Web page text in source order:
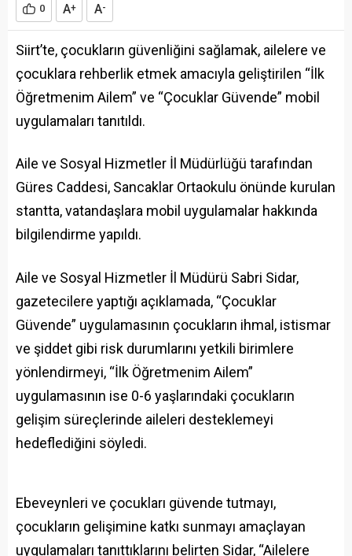
0 A+ A-
Siirt’te, çocukların güvenliğini sağlamak, ailelere ve
çocuklara rehberlik etmek amacıyla geliştirilen “İlk
Öğretmenim Ailem” ve “Çocuklar Güvende” mobil
uygulamaları tanıtıldı.
Aile ve Sosyal Hizmetler İl Müdürlüğü tarafından
Güres Caddesi, Sancaklar Ortaokulu önünde kurulan
stantta, vatandaşlara mobil uygulamalar hakkında
bilgilendirme yapıldı.
Aile ve Sosyal Hizmetler İl Müdürü Sabri Sidar,
gazetecilere yaptığı açıklamada, “Çocuklar
Güvende” uygulamasının çocukların ihmal, istismar
ve şiddet gibi risk durumlarını yetkili birimlere
yönlendirmeyi, “İlk Öğretmenim Ailem”
uygulamasının ise 0-6 yaşlarındaki çocukların
gelişim süreçlerinde aileleri desteklemeyi
hedeflediğini söyledi.
Ebeveynleri ve çocukları güvende tutmayı,
çocukların gelişimine katkı sunmayı amaçlayan
uygulamaları tanıttıklarını belirten Sidar, “Ailelere